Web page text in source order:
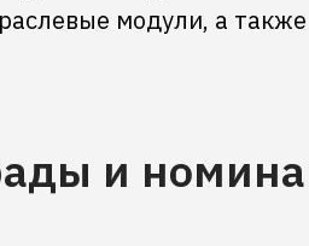
модули, а
и